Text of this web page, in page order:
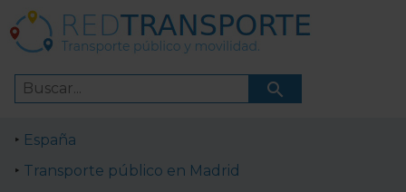
España
Transporte público en Madrid